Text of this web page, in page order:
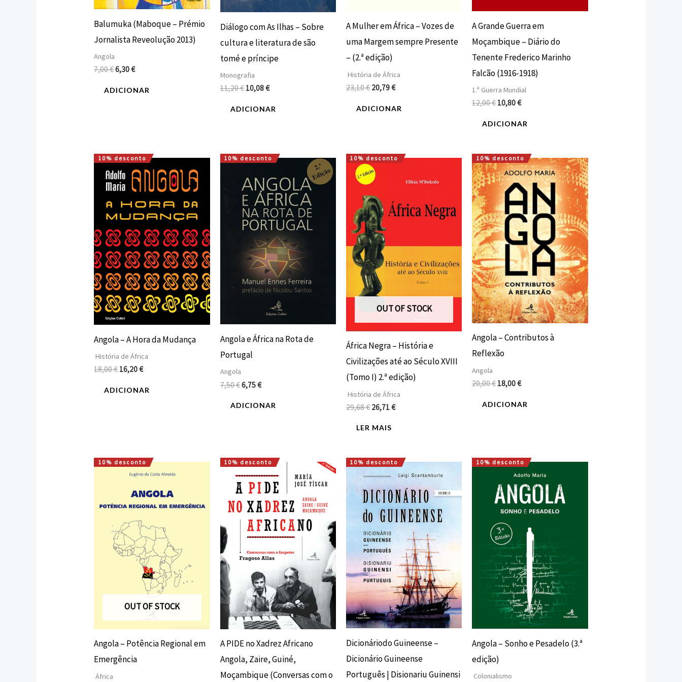
Balumuka (Maboque – Prémio
Jornalista Reveolução 2013)
Angola
7,00€6,30€
ADICIONAR
Diálogo com As Ilhas – Sobre
cultura e literatura de são
tomé e príncipe
Monografia
11,20€ 10,08€
ADICIONAR
A Mulher em África – Vozes de
uma Margem sempre Presente
– (2.ª edição)
História de África
23,10€ 20,79€
ADICIONAR
A Grande Guerra em
Moçambique – Diário do
Tenente Frederico Marinho
Falcão (1916-1918)
1.ª Guerra Mundial
12,00€10,80€
ADICIONAR
10% desconto
Angola – A Hora da Mudança
História de África
18,00€
O
preço
original
era:
18,00 €.
16,20€
O
preço
é:
16,20 €.
ADICIONAR
10% desconto
Angola e África na Rota de
Portugal
Angola
7,50€
O
original
era:
7,50 €.
6,75€
O
atual
é:
6,75 €.
ADICIONAR
10% desconto
OUT OF STOCK
África Negra – História e
Civilizações até ao Século XVIII
(Tomo I) 2.ª edição)
História de África
29,68€
O
preço
original
29,68 €.
26,71€
O
atual
26,71 €.
LER MAIS
10% desconto
Angola – Contributos à
Reflexão
Angola
20,00€
O
preço
original
era:
20,00 €.
18,00€
O
preço
atual
é:
18,00 €.
ADICIONAR
10% desconto
OUT OF STOCK
Angola – Potência Regional em
Emergência
África
O
preço
era:
16,00 €.
O
preço
é:
14,40 €.
10% desconto
A PIDE no Xadrez Africano
Angola, Zaire, Guiné,
Moçambique (Conversas com o
O
preço
original
era:
18,00 €.
O
preço
atual
é:
16,20 €.
10% desconto
Dicionáriodo Guineense –
Dicionário Guineense
Português | Disionariu Guinensi
O
preço
original
era:
37,10 €.
O
preço
atual
é:
33,39 €.
10% desconto
Angola – Sonho e Pesadelo (3.ª
edição)
Colonialismo
O
preço
original
era:
15,00 €.
O
preço
atual
é:
13,50 €.